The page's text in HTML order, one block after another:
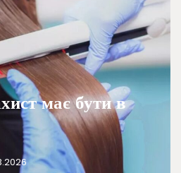
має бути в